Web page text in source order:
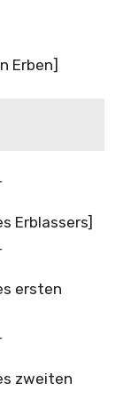
Erben]
Erblassers]
ersten
zweiten